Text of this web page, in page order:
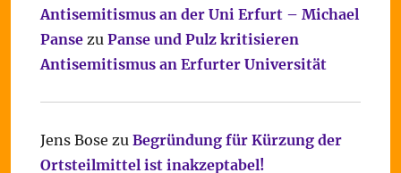
Antisemitismus an der Uni Erfurt – Michael
Pansezu Panse und Pulz kritisieren
Antisemitismus an Erfurter Universität
Jens Bose zu Begründung für Kürzung der
Ortsteilmittel ist inakzeptabel!